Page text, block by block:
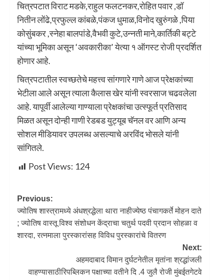
चित्रपटात विराट मडके,राहुल फलटनकर,रोहित पवार ,डॉ
नितीन लोंढे,प्रफुल्ल कांबळे,पंकज धुमाळ,विनोद खुरुंगळे ,पिया
कोसुंबकर ,स्नेहा बालपांडे,वैभवी कुटे,उन्नती माने,कार्तिकी बट्टे
यांच्या भूमिका असून ‘अवकारीका’ येत्या १ ऑगस्ट रोजी प्रदर्शित
होणार आहे.
चित्रपटातील स्वच्छतेचे महत्त्व सांगणारे गाणे आज प्रेक्षकांच्या
भेटीला आले असून त्याला कैलास खेर यांनी स्वरसाज चढवलेला
आहे. यापूर्वी आलेल्या गाण्याला प्रेक्षकांचा उत्स्फूर्त प्रतिसाद
मिळत असून दोन्ही गाणी रेडबड युट्यूब चॅनल वर आणि अन्य
सोशल मीडियावर उपलब्ध असल्याचे अरविंद भोसले यांनी
सांगितले.
Post Views: 124
Previous:
ज्योतिष शास्त्रामध्ये अंधश्रद्धेला थारा नाहीज्येष्ठ पंचागकर्ते मोहन दाते
; ज्योतिष वास्तू विश्व संशोधन केंद्राचा चतुर्थ पदवी प्रदान सोहळा व
शारदा, रत्नमाला पुरस्कारांसह विविध पुरस्कारांचे वितरण
Next:
अहमदाबाद विमान दुर्घटनेतील मृतांना श्रद्धांजली
वाहण्यासाठीरिपब्लिकन पक्षाच्या वतीने दि .4 जुलै रोजी मुंबईतगेटवे